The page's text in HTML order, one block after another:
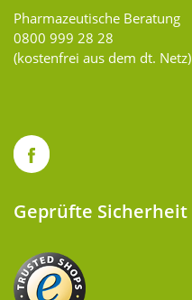
Pharmazeutische Beratung
0800 999 28 28
(kostenfrei aus dem dt. Netz)
Geprüfte Sicherheit